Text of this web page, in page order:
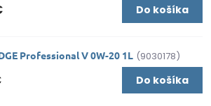
Do košíka
Professional V 0W-20 1L (9030178)
Do košíka